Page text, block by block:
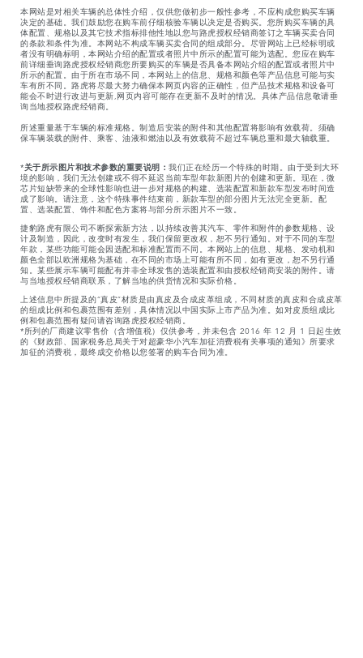
本网站是对相关车辆的总体性介绍，仅供您做初步一般性参考，不应构成您购买车辆
决定的基础。我们鼓励您在购车前仔细核验车辆以决定是否购买。您所购买车辆的具
体配置、规格以及其它技术指标排他性地以您与路虎授权经销商签订之车辆买卖合同
的条款和条件为准。本网站不构成车辆买卖合同的组成部分。尽管网站上已经标明或
者没有明确标明，本网站介绍的配置或者照片中所示的配置可能为选配。您应在购车
前详细垂询路虎授权经销商您所要购买的车辆是否具备本网站介绍的配置或者照片中
所示的配置。由于所在市场不同，本网站上的信息、规格和颜色等产品信息可能与实
车有所不同。路虎将尽最大努力确保本网页内容的正确性，但产品技术规格和设备可
能会不时进行改进与更新,网页内容可能存在更新不及时的情况。具体产品信息敬请垂
询当地授权路虎经销商。
所述重量基于车辆的标准规格。制造后安装的附件和其他配置将影响有效载荷。须确
保车辆装载的附件、乘客、油液和燃油以及有效载荷不超过车辆总重和最大轴载重。
*关于所示图片和技术参数的重要说明： 我们正在经历一个特殊的时期。由于受到大环
境的影响，我们无法创建或不得不延迟当前车型年款新图片的创建和更新。现在，微
芯片短缺带来的全球性影响也进一步对规格的构建、选装配置和新款车型发布时间造
成了影响。请注意，这个特殊事件结束前，新款车型的部分图片无法完全更新。配
置、选装配置、饰件和配色方案将与部分所示图片不一致。
捷豹路虎有限公司不断探索新方法，以持续改善其汽车、零件和附件的参数规格、设
计及制造，因此，改变时有发生，我们保留更改权，恕不另行通知。对于不同的车型
年款，某些功能可能会因选配和标准配置而不同。本网站上的信息、规格、发动机和
颜色全部以欧洲规格为基础，在不同的市场上可能有所不同，如有更改，恕不另行通
知。某些展示车辆可能配有并非全球发售的选装配置和由授权经销商安装的附件。请
与当地授权经销商联系，了解当地的供货情况和实际价格。
上述信息中所提及的“真皮”材质是由真皮及合成皮革组成，不同材质的真皮和合成皮革
的组成比例和包裹范围有差别，具体情况以中国实际上市产品为准。如对皮质组成比
例和包裹范围有疑问请咨询路虎授权经销商。
*所列的厂商建议零售价（含增值税）仅供参考，并未包含 2016 年 12 月 1 日起生效
的《财政部、国家税务总局关于对超豪华小汽车加征消费税有关事项的通知》所要求
加征的消费税，最终成交价格以您签署的购车合同为准。